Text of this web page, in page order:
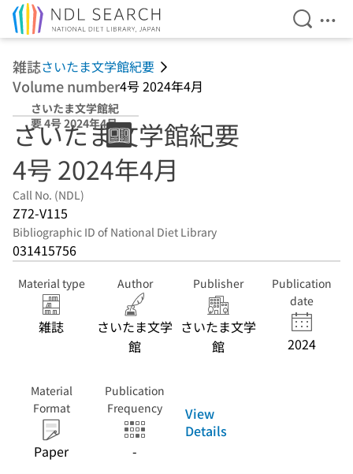
Open
雑誌さいたま文学館紀要
Volume number4号 2024年4月
さいたま文学館紀
要 4号 2024年4月
さいたま文学館紀要
4号 2024年4月
Call No. (NDL)
Z72-V115
Bibliographic ID of National Diet Library
031415756
Material type
雑誌
Author
さいたま文学
館
Publisher
さいたま文学
館
Publication
date
2024
Material
Format
Paper
Publication
Frequency
-
View
Details